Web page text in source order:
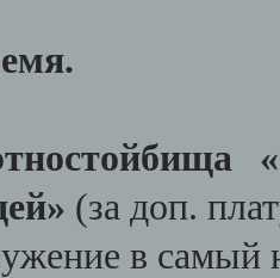
(за доп.
в самый